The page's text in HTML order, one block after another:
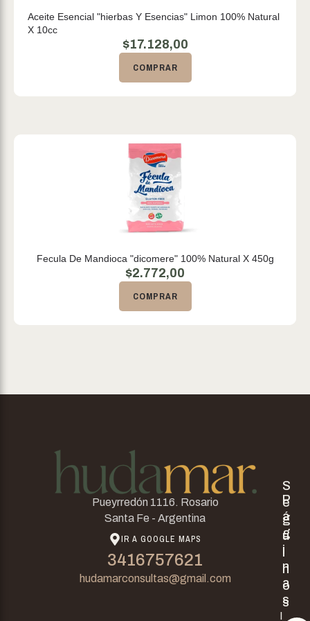
Aceite Esencial "hierbas Y Esencias" Limon 100% Natural
X 10cc
$17.128,00
COMPRAR
Fecula De Mandioca "dicomere" 100% Natural X 450g
$2.772,00
COMPRAR
Pueyrredón 1116. Rosario
Santa Fe - Argentina
IR A GOOGLE MAPS
3416757621
hudamarconsultas@gmail.com
P
á
g
i
n
a
s
I
S
e
g
u
n
o
s